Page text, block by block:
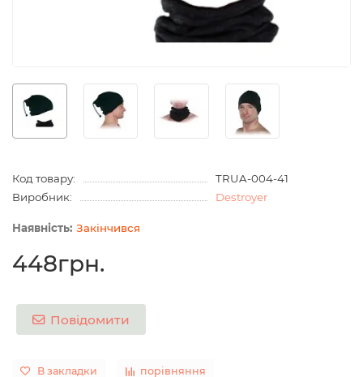
Код товару:
TRUA-004-41
Виробник:
Destroyer
Закінчився
448грн.
Повідомити
В закладки порівняння